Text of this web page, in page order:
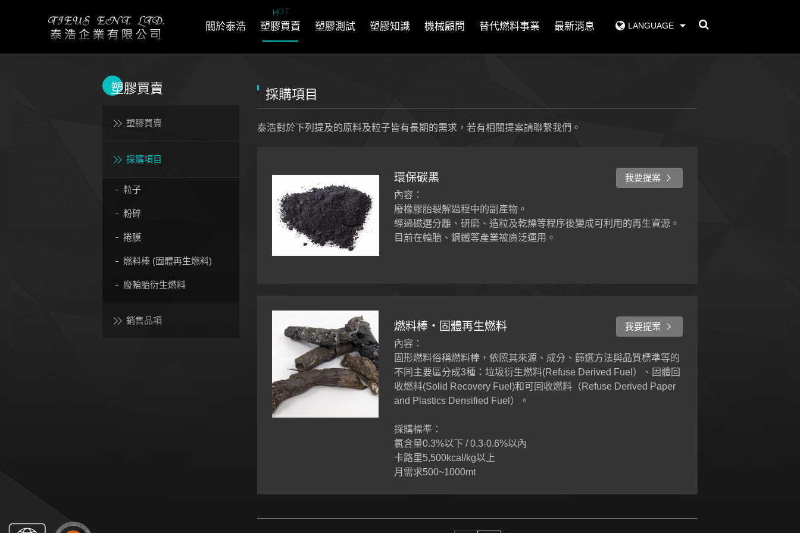
LANGUAGE
關於泰浩
HO T
塑膠買賣 塑膠測試 塑膠知識 機械顧問 替代燃料事業 最新消息
塑膠買賣
塑膠買賣
採購項目
粒子
粉碎
捲膜
燃料棒 (固體再生燃料)
廢輪胎衍生燃料
銷售品項
採購項目
泰浩對於下列提及的原料及粒子皆有長期的需求，若有相關提案請聯繫我們。
環保碳黑
我要提案
內容：
廢橡膠胎裂解過程中的副產物。
經過磁選分離、研磨、造粒及乾燥等程序後變成可利用的再生資源。
目前在輪胎、鋼鐵等產業被廣泛運用。
燃料棒・固體再生燃料
我要提案
內容：
固形燃料俗稱燃料棒，依照其來源、成分、篩選方法與品質標準等的
不同主要區分成3種：垃圾衍生燃料(Refuse Derived Fuel）、固體回
收燃料(Solid Recovery Fuel)和可回收燃料（Refuse Derived Paper
and Plastics Densified Fuel）。
採購標準：
氯含量0.3%以下 / 0.3-0.6%以內
卡路里5,500kcal/kg以上
月需求500~1000mt